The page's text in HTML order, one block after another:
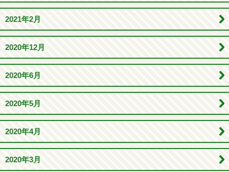
2021年2月
2020年12月
2020年6月
2020年5月
2020年4月
2020年3月